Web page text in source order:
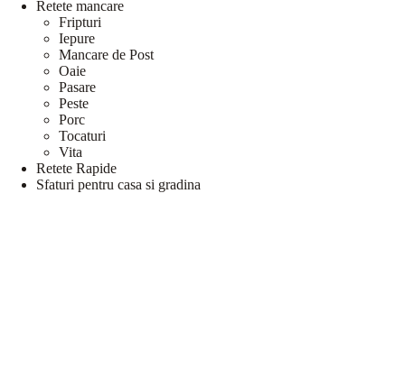
Retete mancare
Fripturi
Iepure
Mancare de Post
Oaie
Pasare
Peste
Porc
Tocaturi
Vita
Retete Rapide
Sfaturi pentru casa si gradina